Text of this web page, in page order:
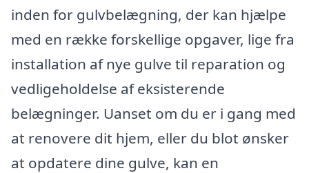
inden for gulvbelægning, der kan hjælpe
med en række forskellige opgaver, lige fra
installation af nye gulve til reparation og
vedligeholdelse af eksisterende
belægninger. Uanset om du er i gang med
at renovere dit hjem, eller du blot ønsker
at opdatere dine gulve, kan en